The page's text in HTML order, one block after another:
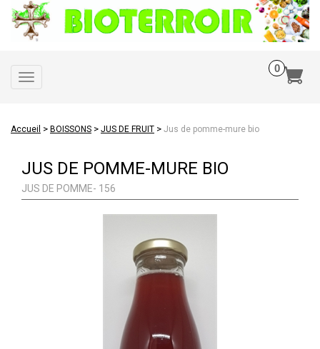
Toggle
navigation
Accueil > BOISSONS > JUS DE FRUIT > Jus de pomme-mure bio
JUS DE POMME-MURE BIO
JUS DE POMME- 156